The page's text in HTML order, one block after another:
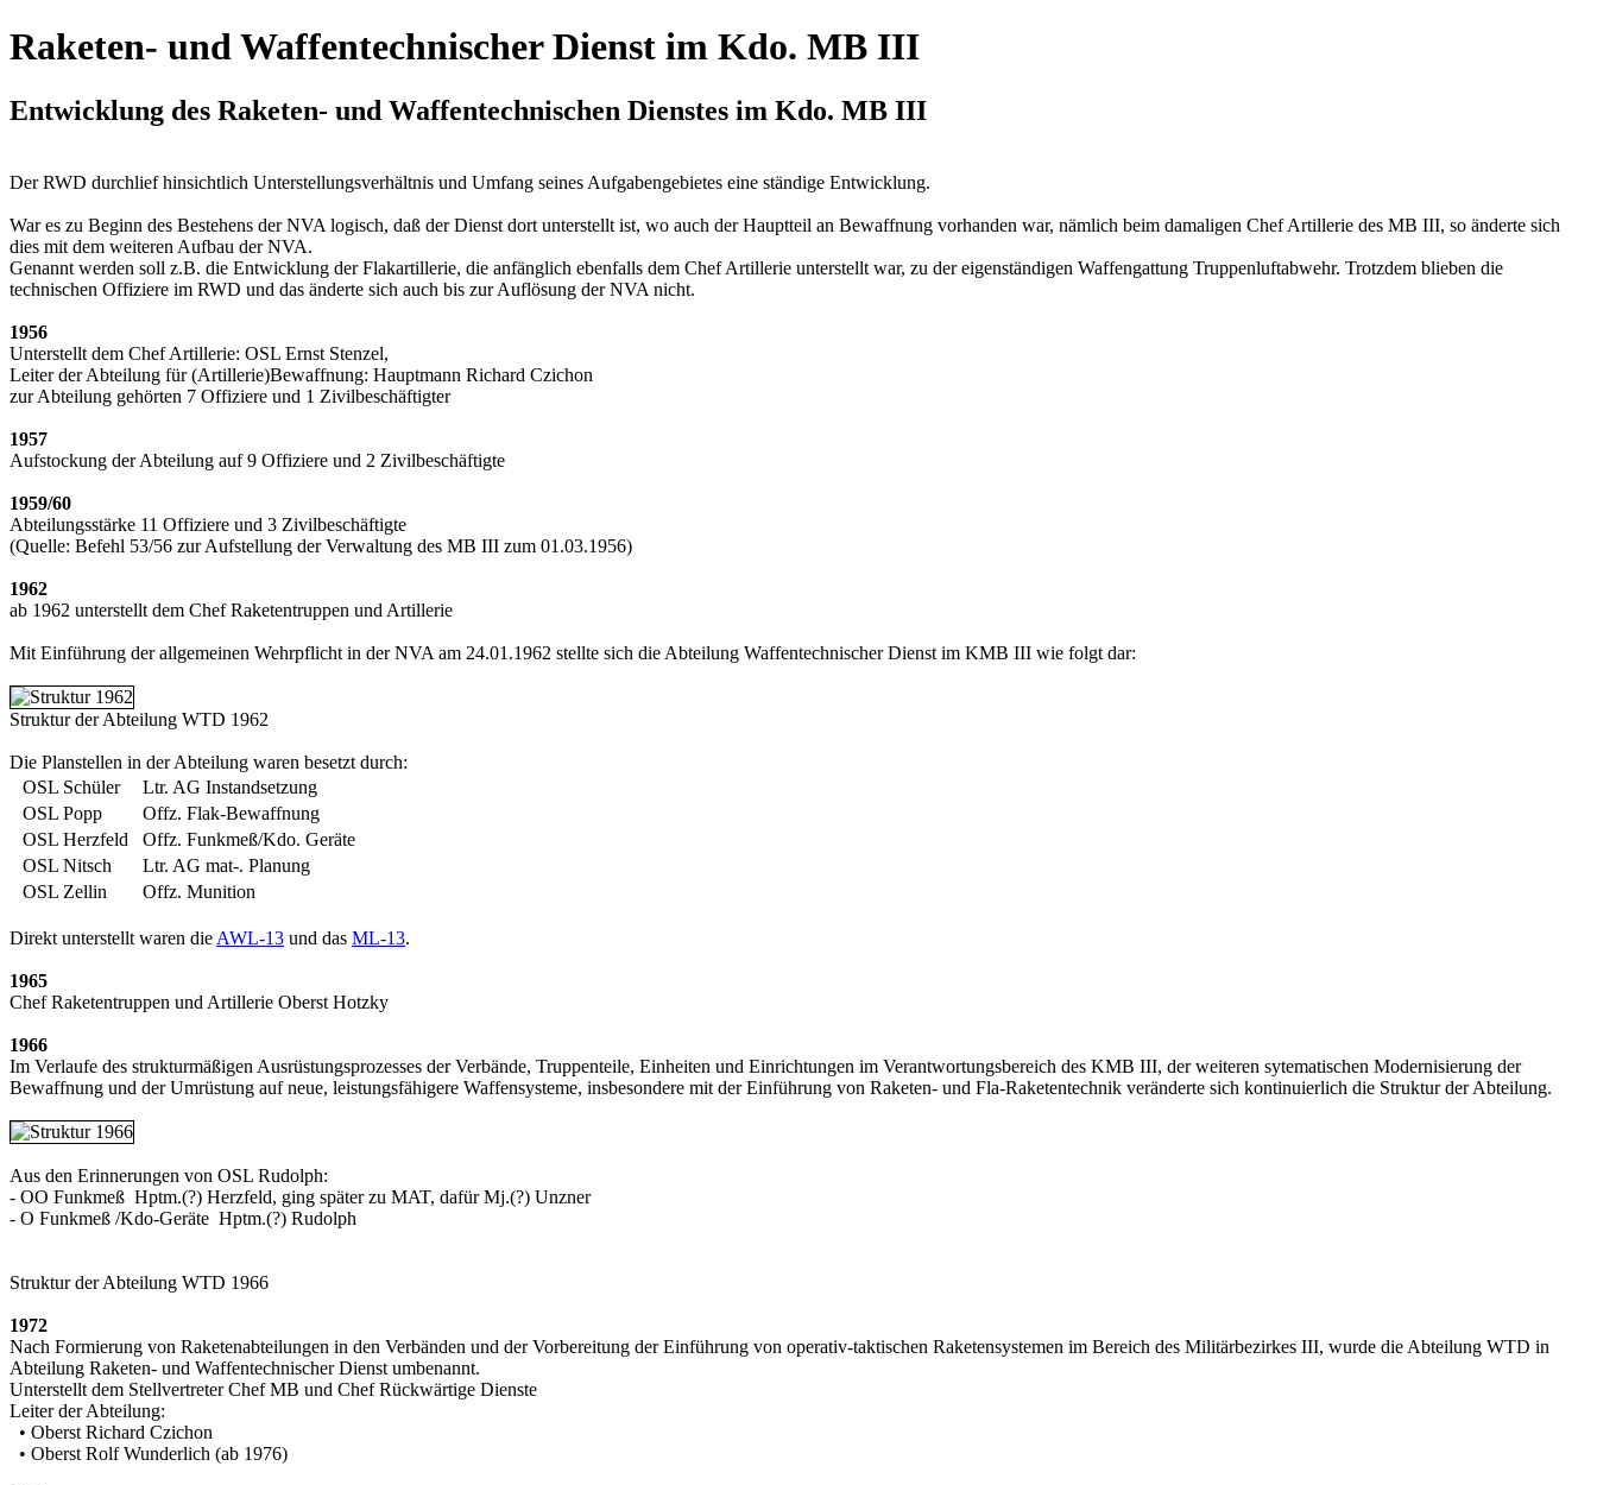
Raketen- und Waffentechnischer Dienst im Kdo. MB III
Entwicklung des Raketen- und Waffentechnischen Dienstes im Kdo. MB III
Der RWD durchlief hinsichtlich Unterstellungsverhältnis und Umfang seines Aufgabengebietes eine ständige Entwicklung.
War es zu Beginn des Bestehens der NVA logisch, daß der Dienst dort unterstellt ist, wo auch der Hauptteil an Bewaffnung vorhanden war, nämlich beim damaligen Chef Artillerie des MB III, so änderte sich
dies mit dem weiteren Aufbau der NVA.
Genannt werden soll z.B. die Entwicklung der Flakartillerie, die anfänglich ebenfalls dem Chef Artillerie unterstellt war, zu der eigenständigen Waffengattung Truppenluftabwehr. Trotzdem blieben die
technischen Offiziere im RWD und das änderte sich auch bis zur Auflösung der NVA nicht.
1956
Unterstellt dem Chef Artillerie: OSL Ernst Stenzel,
Leiter der Abteilung für (Artillerie)Bewaffnung: Hauptmann Richard Czichon
zur Abteilung gehörten 7 Offiziere und 1 Zivilbeschäftigter
1957
Aufstockung der Abteilung auf 9 Offiziere und 2 Zivilbeschäftigte
1959/60
Abteilungsstärke 11 Offiziere und 3 Zivilbeschäftigte
(Quelle: Befehl 53/56 zur Aufstellung der Verwaltung des MB III zum 01.03.1956)
1962
ab 1962 unterstellt dem Chef Raketentruppen und Artillerie
Mit Einführung der allgemeinen Wehrpflicht in der NVA am 24.01.1962 stellte sich die Abteilung Waffentechnischer Dienst im KMB III wie folgt dar:
Struktur der Abteilung WTD 1962
Die Planstellen in der Abteilung waren besetzt durch:
OSL Schüler
Ltr. AG Instandsetzung
OSL Popp
Offz. Flak-Bewaffnung
OSL Herzfeld
Offz. Funkmeß/Kdo. Geräte
OSL Nitsch
Ltr. AG mat-. Planung
OSL Zellin
Offz. Munition
Direkt unterstellt waren die AWL-13 und das ML-13.
1965
Chef Raketentruppen und Artillerie Oberst Hotzky
1966
Im Verlaufe des strukturmäßigen Ausrüstungsprozesses der Verbände, Truppenteile, Einheiten und Einrichtungen im Verantwortungsbereich des KMB III, der weiteren sytematischen Modernisierung der
Bewaffnung und der Umrüstung auf neue, leistungsfähigere Waffensysteme, insbesondere mit der Einführung von Raketen- und Fla-Raketentechnik veränderte sich kontinuierlich die Struktur der Abteilung.
Aus den Erinnerungen von OSL Rudolph:
- OO Funkmeß Hptm.(?) Herzfeld, ging später zu MAT, dafür Mj.(?) Unzner
- O Funkmeß /Kdo-Geräte Hptm.(?) Rudolph
Struktur der Abteilung WTD 1966
1972
Nach Formierung von Raketenabteilungen in den Verbänden und der Vorbereitung der Einführung von operativ-taktischen Raketensystemen im Bereich des Militärbezirkes III, wurde die Abteilung WTD in
Abteilung Raketen- und Waffentechnischer Dienst umbenannt.
Unterstellt dem Stellvertreter Chef MB und Chef Rückwärtige Dienste
Leiter der Abteilung:
• Oberst Richard Czichon
• Oberst Rolf Wunderlich (ab 1976)